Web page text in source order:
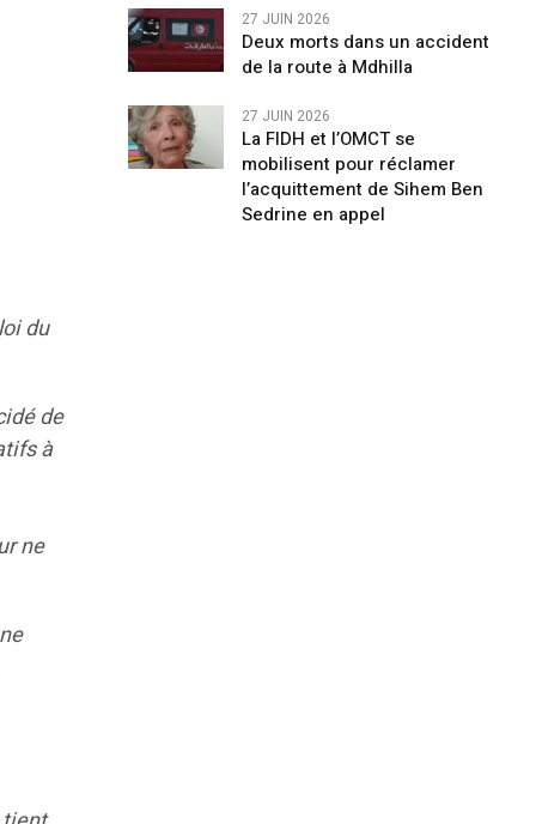
du
de
à
ne
27 JUIN 2026
Deux morts dans un accident
de la route à Mdhilla
27 JUIN 2026
La FIDH et l’OMCT se
mobilisent pour réclamer
l’acquittement de Sihem Ben
Sedrine en appel